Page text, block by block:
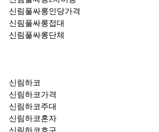
신림풀싸롱인당가격
신림풀싸롱접대
신림풀싸롱단체
신림하코
신림하코가격
신림하코주대
신림하코혼자